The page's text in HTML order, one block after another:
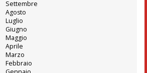
Settembre
Agosto
Luglio
Giugno
Maggio
Aprile
Marzo
Febbraio